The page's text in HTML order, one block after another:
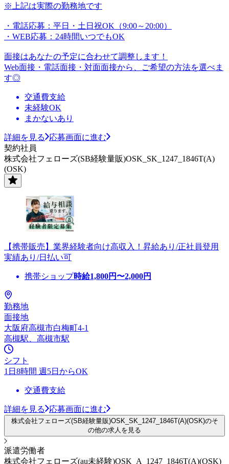
※上記は実際の勤務地です
・電話応募：平日・土日祝OK（9:00～20:00）
・WEB応募：24時間いつでもOK
面接はあなたの予定に合わせて調整します！
Web面接・電話面接・対面面接から、ご希望の方法を選べま
す◎
交通費支給
未経験OK
まかないあり
詳細を見る
応募画面に進む
契約社員
株式会社フェローズ(SB経験量販)OSK_SK_1247_1846T(A)
(OSK)
【携帯販売】業界経験者向け高収入！昇給あり/正社員登用
実績あり/日払い可
携帯ショップ時給1,800円〜2,000円
勤務地
面接地
大阪府高槻市白梅町4-1
高槻駅、高槻市駅
シフト
1日8時間 週5日からOK
交通費支給
詳細を見る 応募画面に進む
株式会社フェローズ(SB経験量販)OSK_SK_1247_1846T(A)(OSK)のそ
の他の求人を見る
派遣労働者
株式会社フェローズ(au未経験)OSK_A_1247_1846T(A)(OSK)